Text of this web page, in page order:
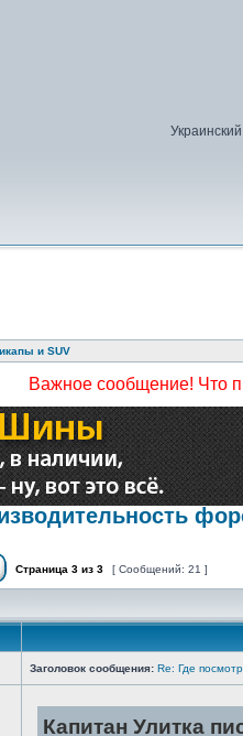
и SUV
Важное сообщение! Что
Страница 3 из 3 [ Сообщений: 21 ]
Заголовок сообщения: Re: Где
Капитан Улитка